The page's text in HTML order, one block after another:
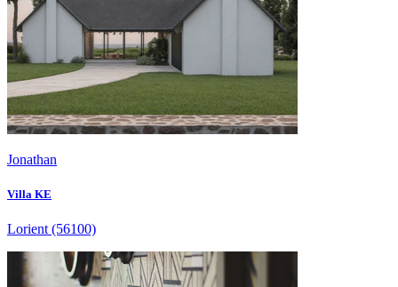
Jonathan
Villa KE
Lorient (56100)